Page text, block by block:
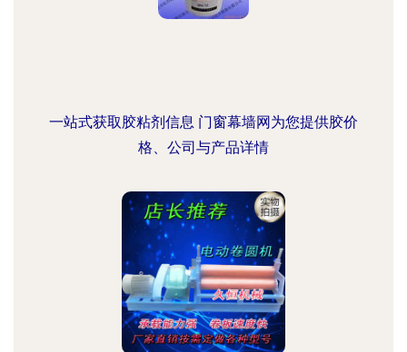
一站式获取胶粘剂信息 门窗幕墙网为您提供胶价
格、公司与产品详情